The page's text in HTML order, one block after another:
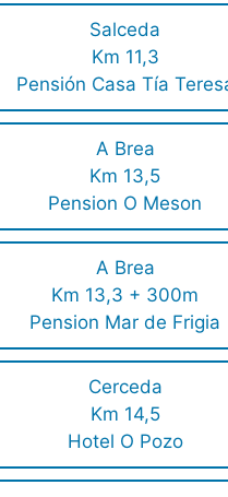
Salceda
Km 11,3
Pensión Casa Tía
A Brea
Km 13,5
Pension O Meson
A Brea
Km 13,3 + 300m
Pension Mar de Frigia
Cerceda
Km 14,5
Hotel O Pozo